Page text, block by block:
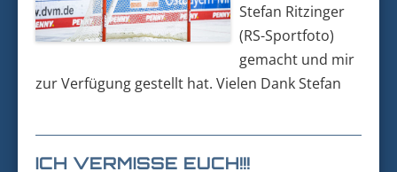
Stefan Ritzinger
(RS-Sportfoto)
gemacht und mir
zur Verfügung gestellt hat. Vielen Dank Stefan
ICH VERMISSE EUCH!!!